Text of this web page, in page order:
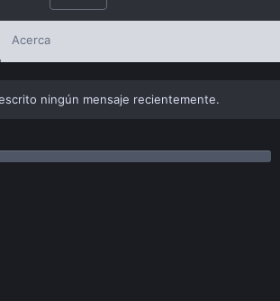
Acerca
ningún mensaje recientemente.